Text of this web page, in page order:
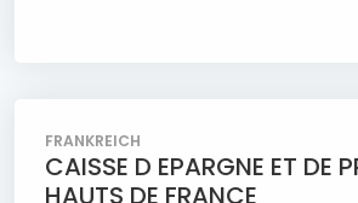
FRANKREICH
CAISSE D EPARGNE ET DE
HAUTS DE FRANCE